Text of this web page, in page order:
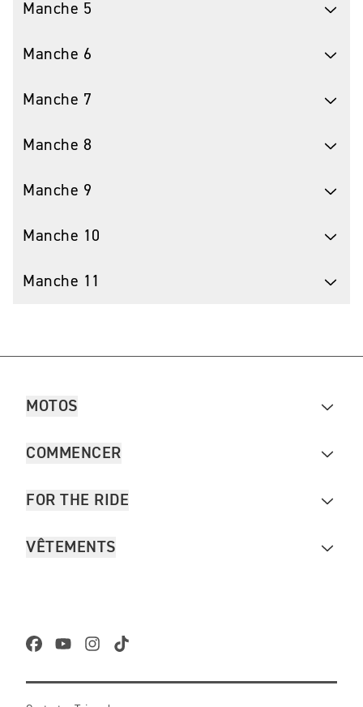
Manche 5
Manche 6
Manche 7
Manche 8
Manche 9
Manche 10
Manche 11
MOTOS
COMMENCER
FOR THE RIDE
VÊTEMENTS